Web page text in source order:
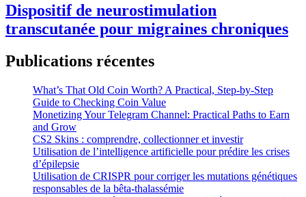
Dispositif de neurostimulation
transcutanée pour migraines chroniques
Publications récentes
What’s That Old Coin Worth? A Practical, Step‑by‑Step
Guide to Checking Coin Value
Monetizing Your Telegram Channel: Practical Paths to Earn
and Grow
CS2 Skins : comprendre, collectionner et investir
Utilisation de l’intelligence artificielle pour prédire les crises
d’épilepsie
Utilisation de CRISPR pour corriger les mutations génétiques
responsables de la bêta-thalassémie